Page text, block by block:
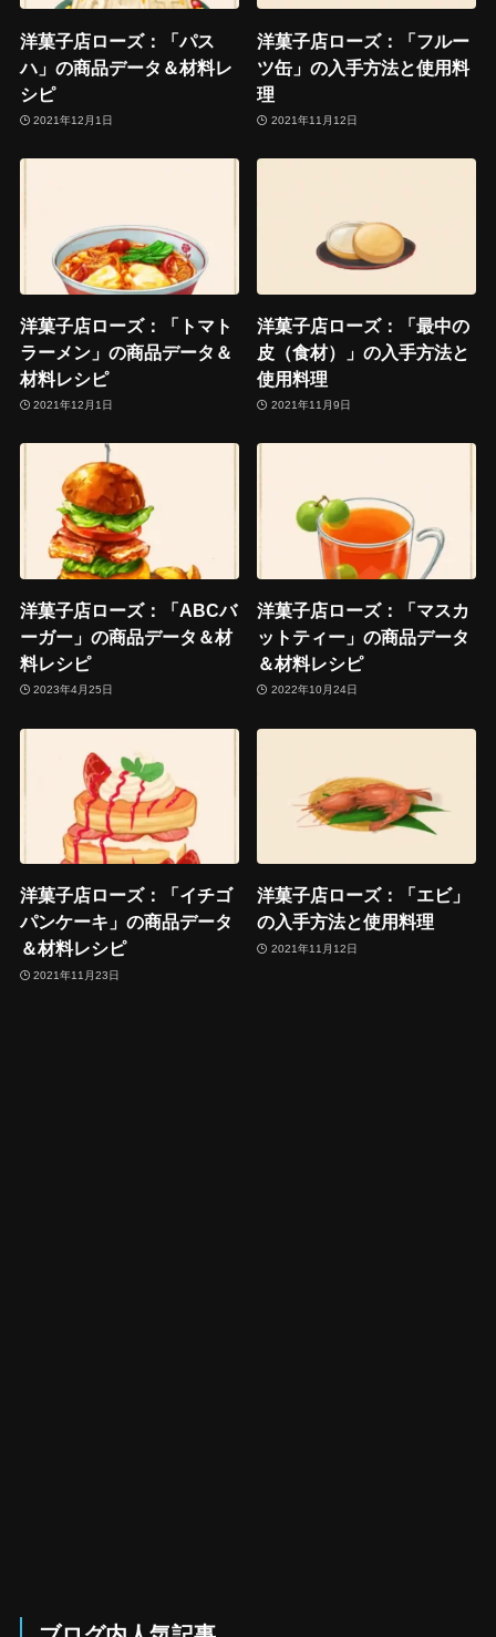
洋菓子店ローズ：「パス
ハ」の商品データ＆材料レ
シピ
2021年12月1日
洋菓子店ローズ：「フルー
ツ缶」の入手方法と使用料
理
2021年11月12日
洋菓子店ローズ：「トマト
ラーメン」の商品データ＆
材料レシピ
2021年12月1日
洋菓子店ローズ：「最中の
皮（食材）」の入手方法と
使用料理
2021年11月9日
洋菓子店ローズ：「ABCバ
ーガー」の商品データ＆材
料レシピ
2023年4月25日
洋菓子店ローズ：「マスカ
ットティー」の商品データ
＆材料レシピ
2022年10月24日
洋菓子店ローズ：「イチゴ
パンケーキ」の商品データ
＆材料レシピ
2021年11月23日
洋菓子店ローズ：「エビ」
の入手方法と使用料理
2021年11月12日